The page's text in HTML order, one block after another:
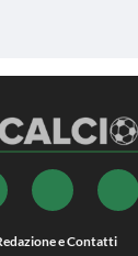
e Contatti